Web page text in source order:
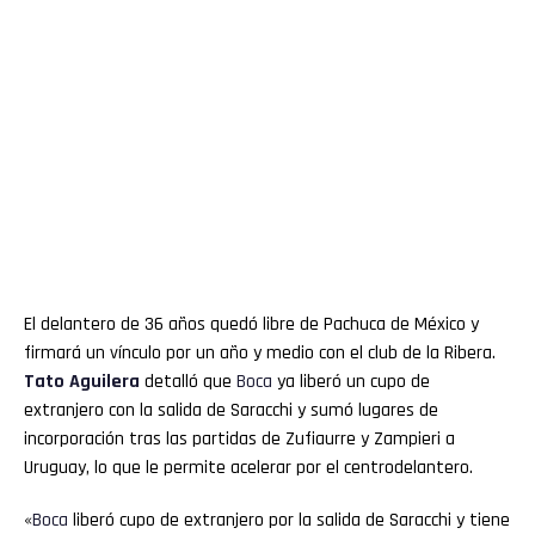
El delantero de 36 años quedó libre de Pachuca de México y
firmará un vínculo por un año y medio con el club de la Ribera.
Tato Aguilera detalló que Boca ya liberó un cupo de
extranjero con la salida de Saracchi y sumó lugares de
incorporación tras las partidas de Zufiaurre y Zampieri a
Uruguay, lo que le permite acelerar por el centrodelantero.
«Boca liberó cupo de extranjero por la salida de Saracchi y tiene